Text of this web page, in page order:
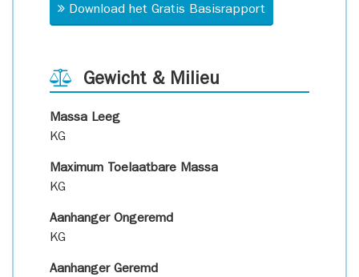
Download het Gratis Basisrapport
Gewicht & Milieu
Massa Leeg
KG
Maximum Toelaatbare Massa
KG
Aanhanger Ongeremd
KG
Aanhanger Geremd